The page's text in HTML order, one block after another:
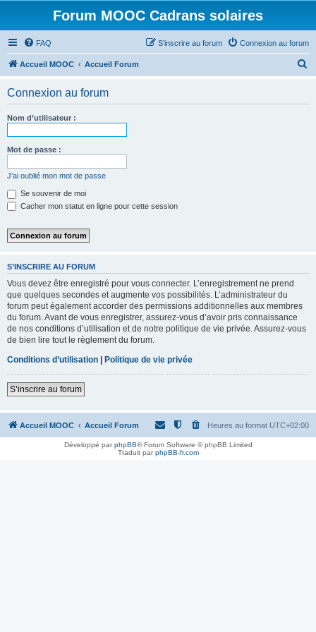
Forum MOOC Cadrans solaires
FAQ Connexion au forum
S’inscrire au forum
Accueil MOOC Accueil Forum
Connexion au forum
Nom d’utilisateur :
Mot de passe :
J’ai oublié mon mot de passe
Se souvenir de moi
Cacher mon statut en ligne pour cette session
S’INSCRIRE AU FORUM
Vous devez être enregistré pour vous connecter. L’enregistrement ne prend
que quelques secondes et augmente vos possibilités. L’administrateur du
forum peut également accorder des permissions additionnelles aux membres
du forum. Avant de vous enregistrer, assurez-vous d’avoir pris connaissance
de nos conditions d’utilisation et de notre politique de vie privée. Assurez-vous
de bien lire tout le règlement du forum.
Conditions d’utilisation | Politique de vie privée
S’inscrire au forum
Accueil MOOC Accueil Forum Heures au format UTC+02:00
Développé parphpBB® Forum Software © phpBB Limited
Traduit parphpBB-fr.com